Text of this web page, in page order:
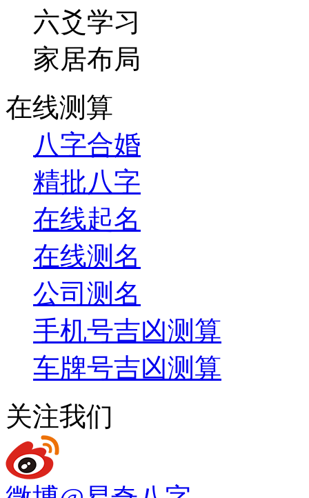
六爻学习
家居布局
在线测算
八字合婚
精批八字
在线起名
在线测名
公司测名
手机号吉凶测算
车牌号吉凶测算
关注我们